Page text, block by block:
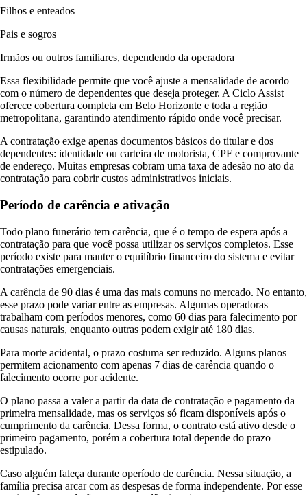
Filhos e enteados
Pais e sogros
Irmãos ou outros familiares, dependendo da operadora
Essa flexibilidade permite que você ajuste a mensalidade de acordo
com o número de dependentes que deseja proteger. A Ciclo Assist
oferece cobertura completa em Belo Horizonte e toda a região
metropolitana, garantindo atendimento rápido onde você precisar.
A contratação exige apenas documentos básicos do titular e dos
dependentes: identidade ou carteira de motorista, CPF e comprovante
de endereço. Muitas empresas cobram uma taxa de adesão no ato da
contratação para cobrir custos administrativos iniciais.
Período de carência e ativação
Todo plano funerário tem carência, que é o tempo de espera após a
contratação para que você possa utilizar os serviços completos. Esse
período existe para manter o equilíbrio financeiro do sistema e evitar
contratações emergenciais.
A carência de 90 dias é uma das mais comuns no mercado. No entanto,
esse prazo pode variar entre as empresas. Algumas operadoras
trabalham com períodos menores, como 60 dias para falecimento por
causas naturais, enquanto outras podem exigir até 180 dias.
Para morte acidental, o prazo costuma ser reduzido. Alguns planos
permitem acionamento com apenas 7 dias de carência quando o
falecimento ocorre por acidente.
O plano passa a valer a partir da data de contratação e pagamento da
primeira mensalidade, mas os serviços só ficam disponíveis após o
cumprimento da carência. Dessa forma, o contrato está ativo desde o
primeiro pagamento, porém a cobertura total depende do prazo
estipulado.
Caso alguém faleça durante operíodo de carência. Nessa situação, a
família precisa arcar com as despesas de forma independente. Por esse